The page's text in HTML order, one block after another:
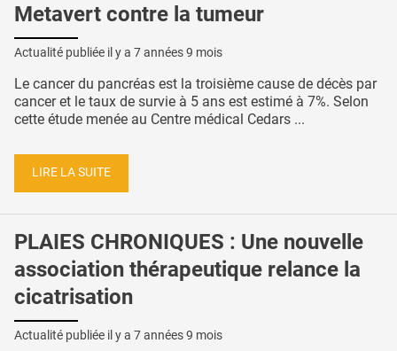
Metavert contre la tumeur
Actualité publiée il y a 7 années 9 mois
Le cancer du pancréas est la troisième cause de décès par
cancer et le taux de survie à 5 ans est estimé à 7%. Selon
cette étude menée au Centre médical Cedars ...
LIRE LA SUITE
PLAIES CHRONIQUES : Une nouvelle
association thérapeutique relance la
cicatrisation
Actualité publiée il y a 7 années 9 mois